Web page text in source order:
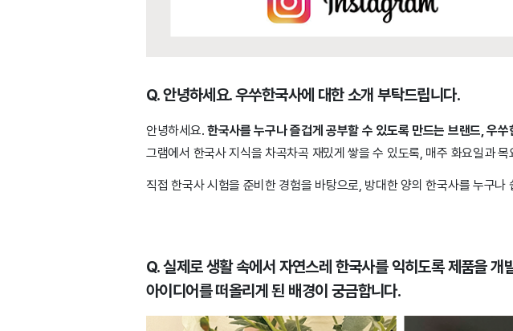
Q. 안녕하세요. 우쑤한국사에 대한 소개 부탁드립니다.
안녕하세요. 한국사를 누구나 즐겁게 공부할 수 있도록 만드는 브랜드, 우쑤
그램에서 한국사 지식을 차곡차곡 재밌게 쌓을 수 있도록, 매주 화요일과 목
직접 한국사 시험을 준비한 경험을 바탕으로, 방대한 양의 한국사를 누구
Q. 실제로 생활 속에서 자연스레 한국사를 익히도록 제품을 개
아이디어를 떠올리게 된 배경이 궁금합니다.